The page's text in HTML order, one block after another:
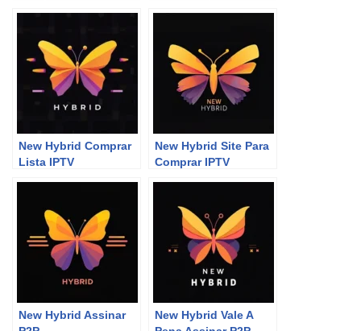
New Hybrid Comprar
Lista IPTV
New Hybrid Site Para
Comprar IPTV
New Hybrid Assinar
New Hybrid Vale A